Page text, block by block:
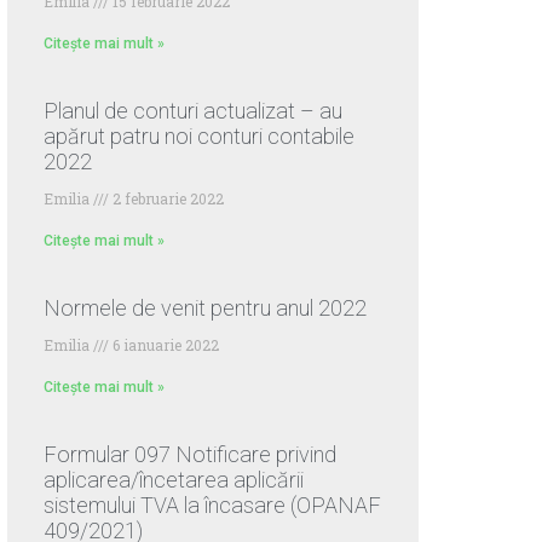
Citește mai mult »
Planul de conturi actualizat – au
apărut patru noi conturi contabile
2022
Emilia 2 februarie 2022
Citește mai mult »
Normele de venit pentru anul 2022
Emilia 6 ianuarie 2022
Citește mai mult »
Formular 097 Notificare privind
aplicarea/încetarea aplicării
sistemului TVA la încasare (OPANAF
409/2021)